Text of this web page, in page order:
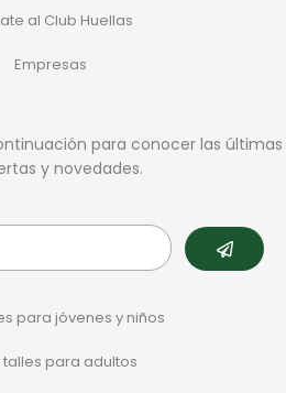
al Club Huellas
Empresas
para conocer las últimas
y novedades.
para jóvenes y niños
talles para adultos